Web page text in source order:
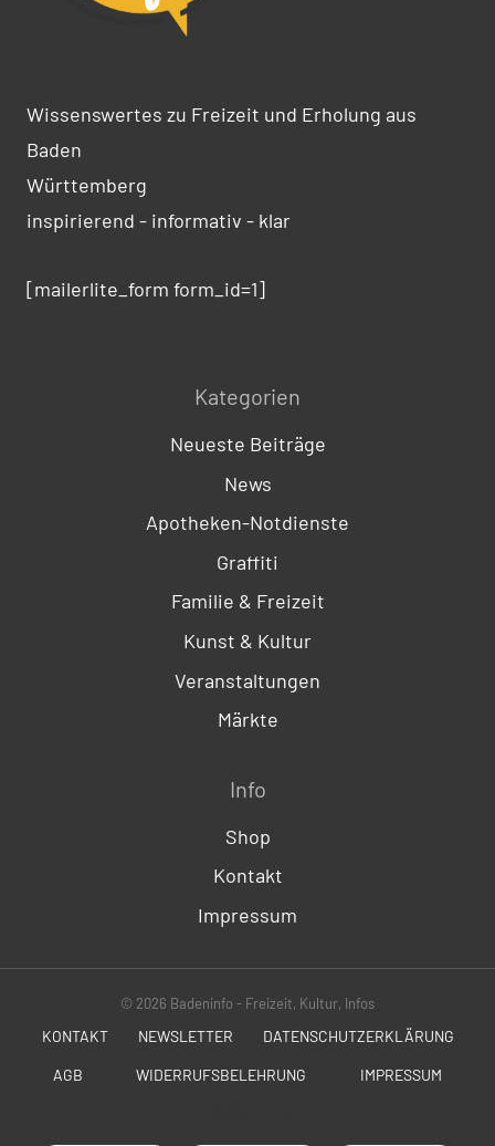
Wissenswertes zu Freizeit und Erholung aus
Baden
Württemberg
inspirierend - informativ - klar
[mailerlite_form form_id=1]
Kategorien
Neueste Beiträge
News
Apotheken-Notdienste
Graffiti
Familie & Freizeit
Kunst & Kultur
Veranstaltungen
Märkte
Info
Shop
Kontakt
Impressum
© 2026 Badeninfo - Freizeit, Kultur, Infos
KONTAKT NEWSLETTER DATENSCHUTZERKLÄRUNG
AGB WIDERRUFSBELEHRUNG IMPRESSUM